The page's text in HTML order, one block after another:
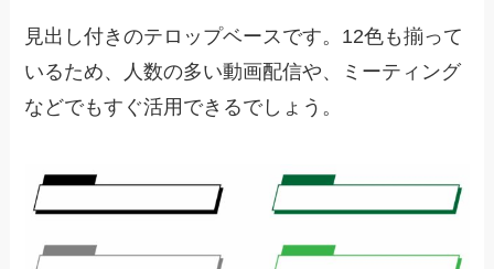
見出し付きのテロップベースです。12色も揃って
いるため、人数の多い動画配信や、ミーティング
などでもすぐ活用できるでしょう。